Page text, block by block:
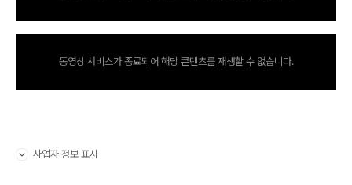
동영상 서비스가 종료되어 해당 콘텐츠를 재생할 수 없습니다.
사업자 정보 표시